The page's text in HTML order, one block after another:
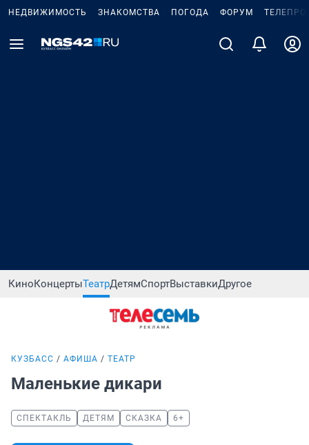
НЕДВИЖИМОСТЬ ЗНАКОМСТВА ПОГОДА ФОРУМ
КиноКонцертыТеатрДетямСпортВыставкиДругое
КУЗБАСС АФИША ТЕАТР
Маленькие дикари
СПЕКТАКЛЬ ДЕТЯМ СКАЗКА 6+